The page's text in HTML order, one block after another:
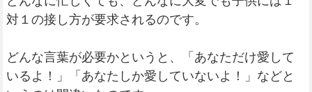
対１の接し方が要求されるのです。
どんな言葉が必要かというと、「あなただけ愛して
いるよ！」「あなたしか愛していないよ！」などと